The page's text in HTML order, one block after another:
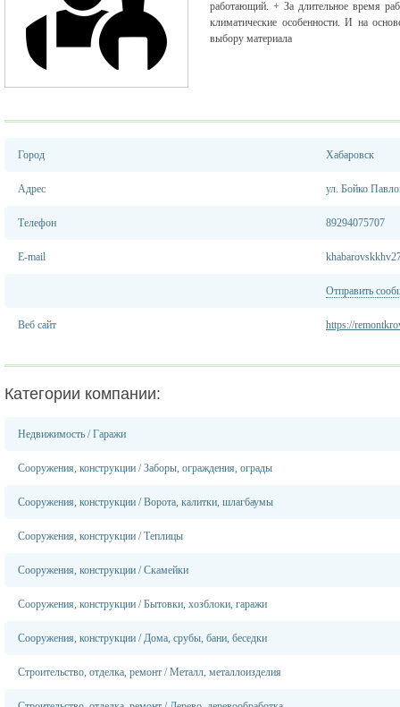
работающий. + За длительное время
климатические особенности. И на
выбору материала
Город Хабаровск
Адрес ул. Бойко
Телефон 89294075707
E-mail
Отправить
Веб сайт https://
Категории компании:
Недвижимость /Гаражи
Сооружения, конструкции /Заборы, ограждения, ограды
Сооружения, конструкции /Ворота, калитки, шлагбаумы
Сооружения, конструкции /Теплицы
Сооружения, конструкции /Скамейки
Сооружения, конструкции /Бытовки, хозблоки, гаражи
Сооружения, конструкции /Дома, срубы, бани, беседки
Строительство, отделка, ремонт /Металл, металлоизделия